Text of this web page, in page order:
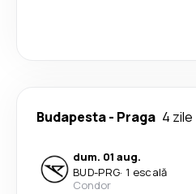
Budapesta- Praga 4 zile
dum. 01 aug.
BUD-PRG· 1 escală
Condor